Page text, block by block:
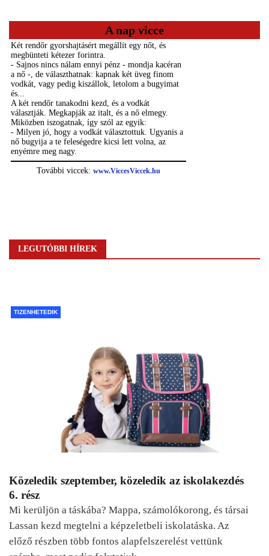
A nap vicce
LEGUTÓBBI HÍREK
TIZENHETEDIK
Közeledik szeptember, közeledik az iskolakezdés
6. rész
Mi kerüljön a táskába? Mappa, számolókorong, és társai
Lassan kezd megtelni a képzeletbeli iskolatáska. Az
előző részben több fontos alapfelszerelést vettünk